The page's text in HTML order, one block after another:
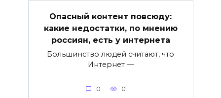
Опасный контент повсюду:
какие недостатки, по мнению
россиян, есть у интернета
Большинство людей считают, что
Интернет —
0 0